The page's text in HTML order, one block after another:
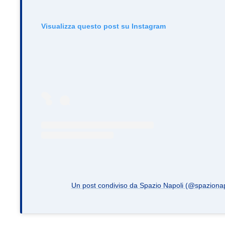
Visualizza questo post su Instagram
Un post condiviso da Spazio Napoli